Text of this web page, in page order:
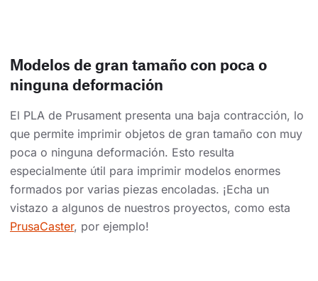
Modelos de gran tamaño con poca o
ninguna deformación
El PLA de Prusament presenta una baja contracción, lo
que permite imprimir objetos de gran tamaño con muy
poca o ninguna deformación. Esto resulta
especialmente útil para imprimir modelos enormes
formados por varias piezas encoladas. ¡Echa un
vistazo a algunos de nuestros proyectos, como esta
PrusaCaster, por ejemplo!